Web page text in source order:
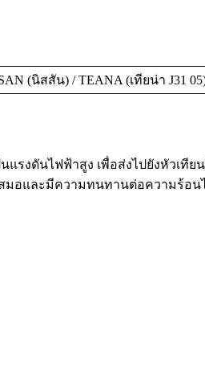
(นิสสัน) / TEANA (เทียน่า J31
งดันไฟฟ้าสูง เพื่อส่งไปยังหัวเที
มอและมีความทนทานต่อความร้อน